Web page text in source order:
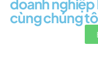
doanh
cùng chúng